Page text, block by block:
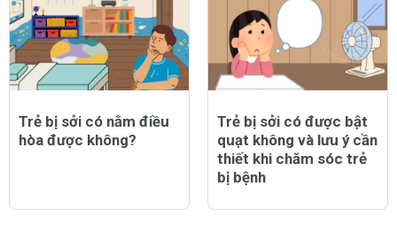
Trẻ bị sởi có nằm điều
hòa được không?
Trẻ bị sởi có được bật
quạt không và lưu ý cần
thiết khi chăm sóc trẻ
bị bệnh